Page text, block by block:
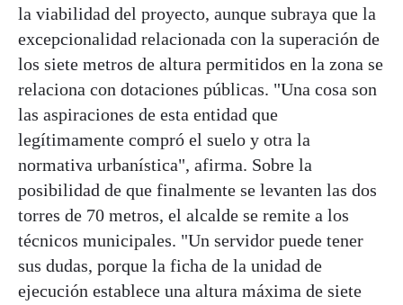
la viabilidad del proyecto, aunque subraya que la
excepcionalidad relacionada con la superación de
los siete metros de altura permitidos en la zona se
relaciona con dotaciones públicas. "Una cosa son
las aspiraciones de esta entidad que
legítimamente compró el suelo y otra la
normativa urbanística", afirma. Sobre la
posibilidad de que finalmente se levanten las dos
torres de 70 metros, el alcalde se remite a los
técnicos municipales. "Un servidor puede tener
sus dudas, porque la ficha de la unidad de
ejecución establece una altura máxima de siete